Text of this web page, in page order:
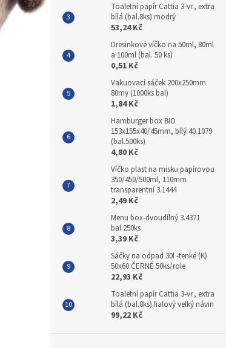
Toaletní papír Cattia 3-vr., extra
bílá (bal.8ks) modrý
53,24 Kč
Dresinkové víčko na 50ml, 80ml
a 100ml (bal. 50 ks)
0,51 Kč
Vakuovací sáček 200x250mm
80my (1000ks bal)
1,84 Kč
Hamburger box BIO
153x155x40/45mm, bílý 40.1079
(bal.500ks)
4,80 Kč
Víčko plast na misku papírovou
350/450/500ml, 110mm
transparentní 3.1444
2,49 Kč
Menu box-dvoudílný 3.4371
bal.250ks
3,39 Kč
Sáčky na odpad 30l -tenké (K)
50x60 ČERNÉ 50ks/role
22,93 Kč
Toaletní papír Cattia 3-vr., extra
bílá (bal.8ks) fialový velký návin
99,22 Kč